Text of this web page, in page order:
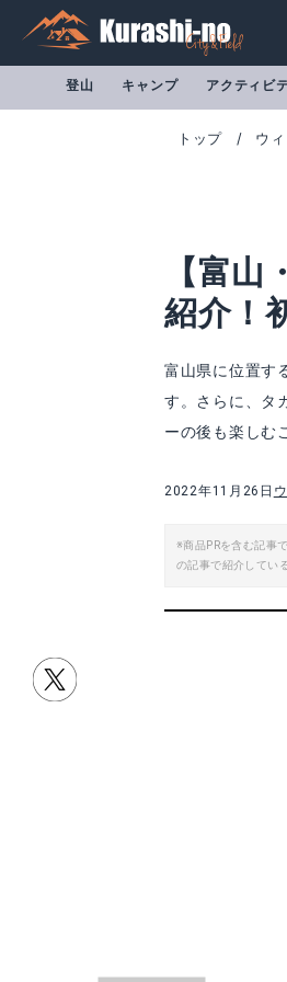
登山 キャンプ アクティビ
トップ ウ
【富
紹介！
富山県に位置す
す。さらに、タ
ーの後も楽しむ
2022年11月26日
※商品PRを含む記事
の記事で紹介してい